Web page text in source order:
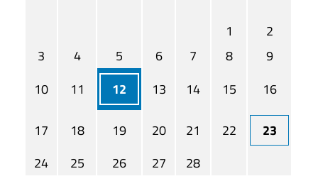
1
2
3
4 5 6 7 8
9
10
11 12 13 14 15 16
17 18 19 20 21 22
23
24
25 26 27
28